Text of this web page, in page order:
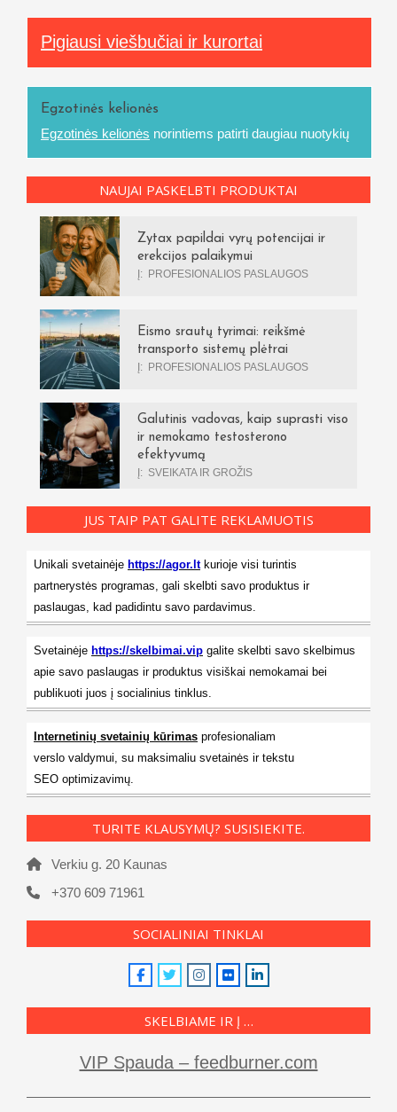
Pigiausi viešbučiai ir kurortai
Egzotinės kelionės
Egzotinės kelionės norintiems patirti daugiau nuotykių
NAUJAI PASKELBTI PRODUKTAI
Zytax papildai vyrų potencijai ir
erekcijos palaikymui
Į: PROFESIONALIOS PASLAUGOS
Eismo srautų tyrimai: reikšmė
transporto sistemų plėtrai
Į: PROFESIONALIOS PASLAUGOS
Galutinis vadovas, kaip suprasti viso
ir nemokamo testosterono
efektyvumą
Į: SVEIKATA IR GROŽIS
JUS TAIP PAT GALITE REKLAMUOTIS
Unikali svetainėje https://agor.ltkurioje visi turintis
partnerystės programas, gali skelbti savo produktus ir
paslaugas, kad padidintu savo pardavimus.
Svetainėje https://skelbimai.vip galite skelbti savo skelbimus
apie savo paslaugas ir produktus visiškai nemokamai bei
publikuoti juos į socialinius tinklus.
Internetinių svetainių kūrimas profesionaliam
verslo valdymui, su maksimaliu svetainės ir tekstu
SEO optimizavimų.
TURITE KLAUSYMŲ? SUSISIEKITE.
Verkiu g. 20 Kaunas
+370 609 71961
SOCIALINIAI TINKLAI
SKELBIAME IR Į …
VIP Spauda – feedburner.com